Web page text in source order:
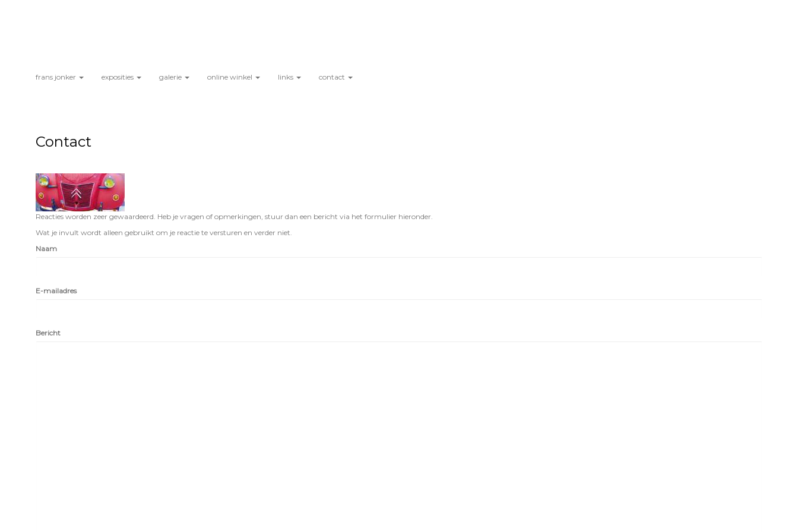
frans jonker exposities galerie online winkel links contact
Contact
Reacties worden zeer gewaardeerd. Heb je vragen of opmerkingen, stuur dan een bericht via het formulier hieronder.
Wat je invult wordt alleen gebruikt om je reactie te versturen en verder niet.
Naam
E-mailadres
Bericht